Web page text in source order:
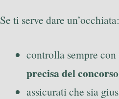
Se ti serve dare un’occhiata:
controlla sempre
precisa del concorso
assicurati che sia